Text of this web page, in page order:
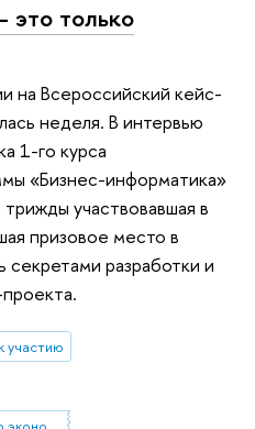
только
на Всероссийский кейс-
неделя. В интервью
1-го курса
«Бизнес-информатика»
участвовавшая в
призовое место в
разработки и
участию